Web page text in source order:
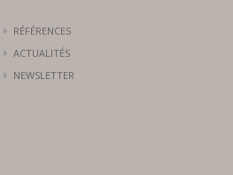
RÉFÉRENCES
ACTUALITÉS
NEWSLETTER